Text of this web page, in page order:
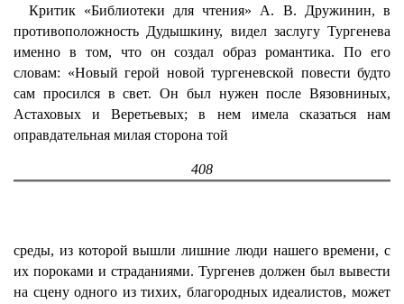
Критик «Библиотеки для чтения» А. В. Дружинин, в
противоположность Дудышкину, видел заслугу Тургенева
именно в том, что он создал образ романтика. По его
словам: «Новый герой новой тургеневской повести будто
сам просился в свет. Он был нужен после Вязовниных,
Астаховых и Веретьевых; в нем имела сказаться нам
оправдательная милая сторона той
408
среды, из которой вышли лишние люди нашего времени, с
их пороками и страданиями. Тургенев должен был вывести
на сцену одного из тихих, благородных идеалистов, может